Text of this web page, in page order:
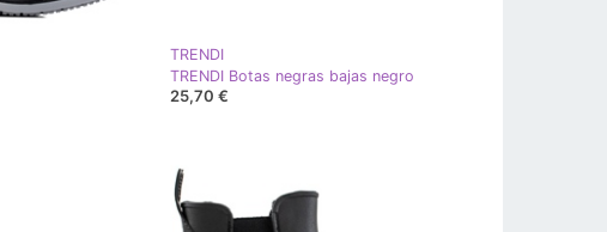
TRENDI
TRENDI Botas negras bajas negro
25,70 €